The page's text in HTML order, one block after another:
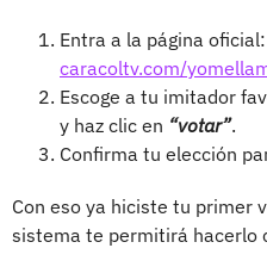
Entra a la página oficial:
caracoltv.com/
Escoge a tu imitador
y haz clic en “votar”.
Confirma tu elección
Con eso ya hiciste tu primer
sistema te permitirá hacerlo